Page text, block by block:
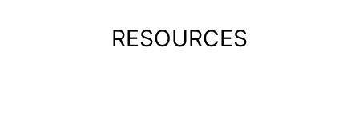
RESOURCES